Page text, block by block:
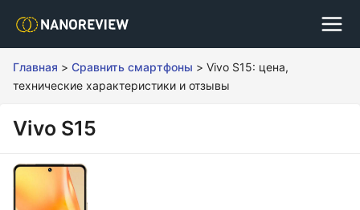
Главная > Сравнить смартфоны > Vivo S15: цена,
технические характеристики и отзывы
Vivo S15